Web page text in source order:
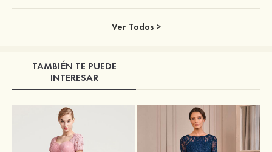
Ver Todos >
TAMBIÉN TE PUEDE
INTERESAR